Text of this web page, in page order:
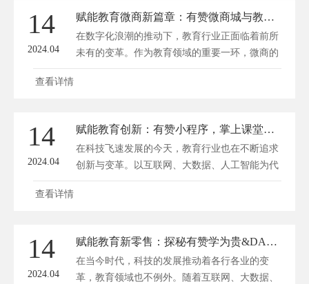
程序的定位与目标 在着手开发商城小程序之
前，首先要明确其定位与目标...
14
2024.04
赋能教育微商新篇章：有赞微商城与教育小程序双剑合璧
在数字化浪潮的推动下，教育行业正面临着前所
未有的变革。作为教育领域的重要一环，微商的
发展同样受到了极大的关注。有赞微商城与教育
面，探讨有赞微商城与教育小程序双剑合璧为教
育微商带来的新机...
查看详情
14
2024.04
赋能教育创新：有赞小程序，掌上课堂新体验
在科技飞速发展的今天，教育行业也在不断追求
创新与变革。以互联网、大数据、人工智能为代
表的新技术，为教育赋能，推动着教育事业的蓬
创新的新载体 有赞小程序是一款基于微信生态
的教育解决方案...
查看详情
14
2024.04
赋能教育新零售：探秘有赞学为贵&DASH编程学院小程序案例
在当今时代，科技的发展推动着各行各业的变
革，教育领域也不例外。随着互联网、大数据、